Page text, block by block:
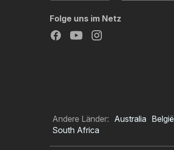
Folge uns im Netz
Andere Länder: Australia België
South Africa